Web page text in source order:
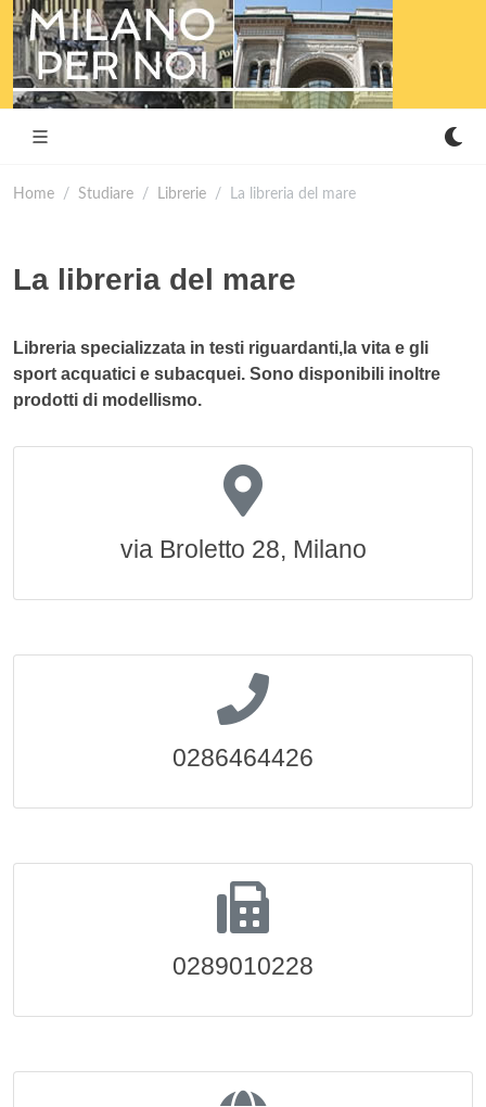
Home Studiare Librerie La libreria del mare
La libreria del mare
Libreria specializzata in testi riguardanti,la vita e gli
sport acquatici e subacquei. Sono disponibili inoltre
prodotti di modellismo.
via Broletto 28, Milano
0286464426
0289010228